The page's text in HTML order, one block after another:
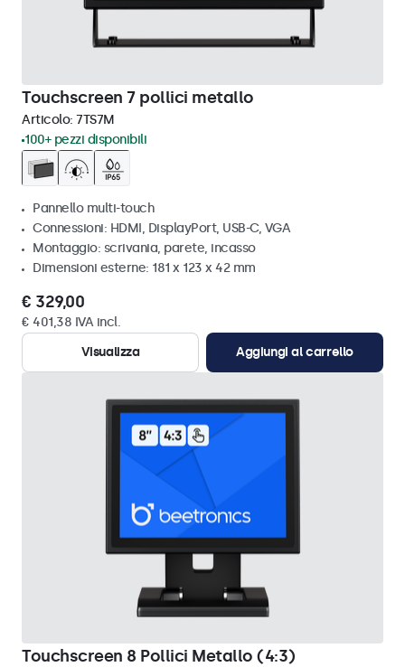
Touchscreen 7 pollici metallo
Articolo: 7TS7M
100+ pezzi disponibili
Pannello multi-touch
Connessioni: HDMI, DisplayPort, USB-C, VGA
Montaggio: scrivania, parete, incasso
Dimensioni esterne: 181 x 123 x 42 mm
€ 329,00
€ 401,38 IVA incl.
Visualizza
Aggiungi al carrello
Touchscreen 8 Pollici Metallo (4:3)